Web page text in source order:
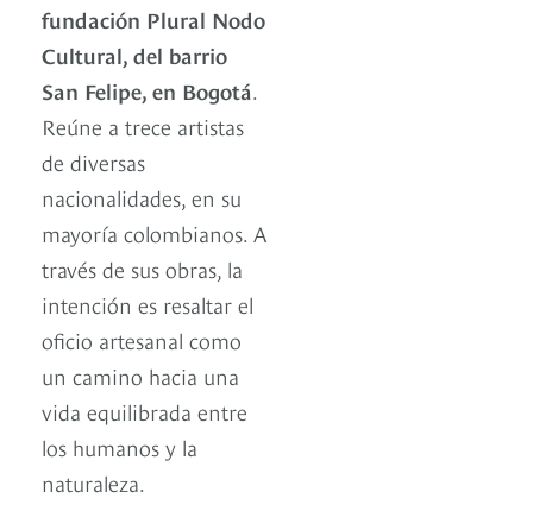
fundación Plural Nodo
Cultural, del barrio
San Felipe, en Bogotá.
Reúne a trece artistas
de diversas
nacionalidades, en su
mayoría colombianos. A
través de sus obras, la
intención es resaltar el
oficio artesanal como
un camino hacia una
vida equilibrada entre
los humanos y la
naturaleza.